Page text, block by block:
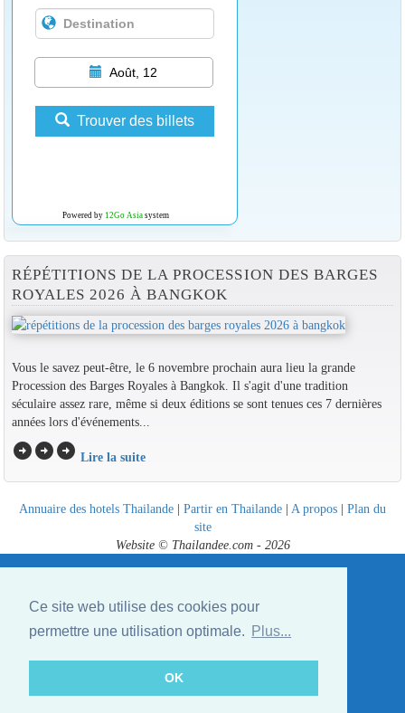
Ce site web utilise des cookies pour
permettre une utilisation optimale.
Plus...
OK
Août, 12
Trouver des billets
Powered by 12Go Asiasystem
RÉPÉTITIONS DE LA PROCESSION DES BARGES
ROYALES 2026 À BANGKOK
Vous le savez peut-être, le 6 novembre prochain aura lieu la grande
Procession des Barges Royales à Bangkok. Il s'agit d'une tradition
séculaire assez rare, même si deux éditions se sont tenues ces 7 dernières
années lors d'événements...
arrow_circle_rightarrow_circle_rightarrow_circle_right Lire la suite
Annuaire des hotels Thailande | Partir en Thailande | A propos | Plan du
site
Website © Thailandee.com - 2026